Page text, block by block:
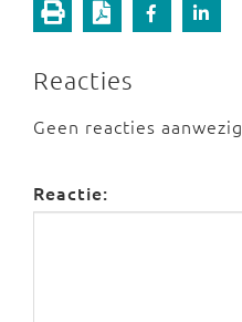
Reacties
Geen reacties aanwezig
Reactie: